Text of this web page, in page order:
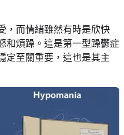
，而情緒雖然有時是欣快
和煩躁。這是第一型躁鬱症
定至關重要，這也是其主